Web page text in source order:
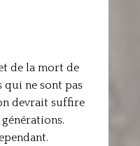
de la mort de
qui ne sont pas
devrait suffire